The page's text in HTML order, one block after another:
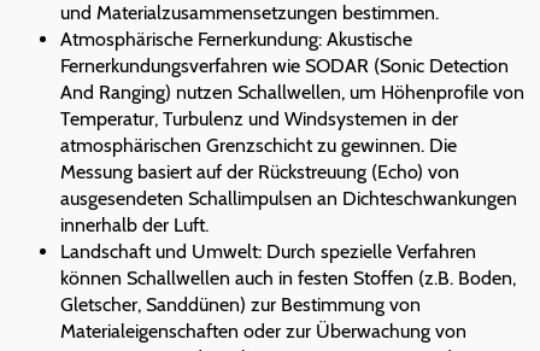
und Materialzusammensetzungen bestimmen.
Atmosphärische Fernerkundung: Akustische
Fernerkundungsverfahren wie SODAR (Sonic Detection
And Ranging) nutzen Schallwellen, um Höhenprofile von
Temperatur, Turbulenz und Windsystemen in der
atmosphärischen Grenzschicht zu gewinnen. Die
Messung basiert auf der Rückstreuung (Echo) von
ausgesendeten Schallimpulsen an Dichteschwankungen
innerhalb der Luft.
Landschaft und Umwelt: Durch spezielle Verfahren
können Schallwellen auch in festen Stoffen (z.B. Boden,
Gletscher, Sanddünen) zur Bestimmung von
Materialeigenschaften oder zur Überwachung von